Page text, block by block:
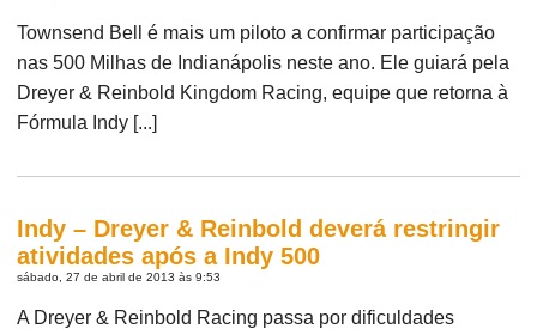
Townsend Bell é mais um piloto a confirmar participação
nas 500 Milhas de Indianápolis neste ano. Ele guiará pela
Dreyer & Reinbold Kingdom Racing, equipe que retorna à
Fórmula Indy [...]
Indy – Dreyer & Reinbold deverá restringir
atividades após a Indy 500
sábado, 27 de abril de 2013 às 9:53
A Dreyer & Reinbold Racing passa por dificuldades